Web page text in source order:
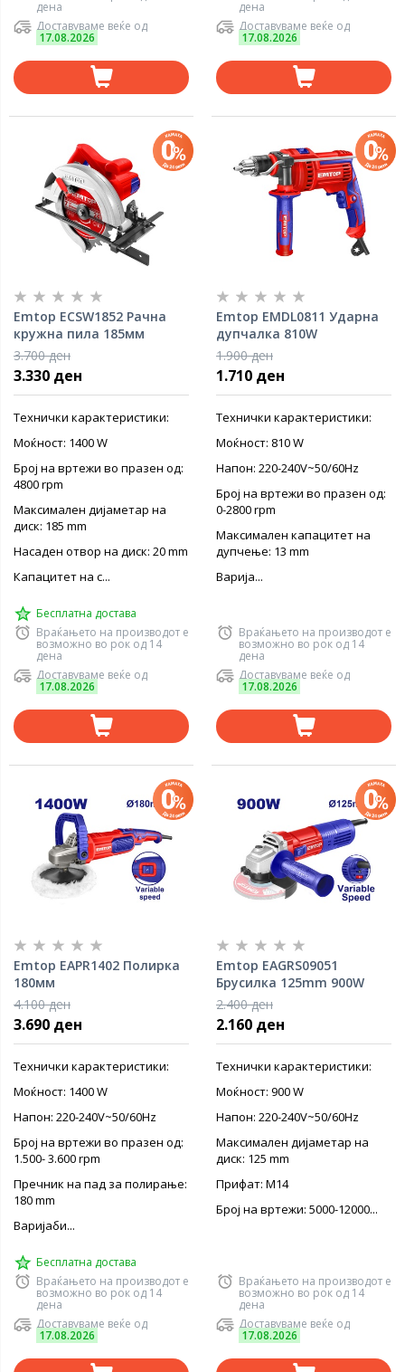
дена
Доставуваме веќе од
17.08.2026
дена
Доставуваме веќе од
17.08.2026
Emtop ECSW1852 Рачна
кружна пила 185мм
3.700 ден
3.330 ден
Технички карактеристики:
Моќност: 1400 W
Број на вртежи во празен од:
4800 rpm
Максимален дијаметар на
диск: 185 mm
Насаден отвор на диск: 20 mm
Капацитет на с...
Бесплатна достава
Враќањето на производот е
возможно во рок од 14
дена
Доставуваме веќе од
17.08.2026
Emtop EMDL0811 Ударна
дупчалка 810W
1.900 ден
1.710 ден
Технички карактеристики:
Моќност: 810 W
Напон: 220-240V~50/60Hz
Број на вртежи во празен од:
0-2800 rpm
Максимален капацитет на
дупчење: 13 mm
Варија...
Враќањето на производот е
возможно во рок од 14
дена
Доставуваме веќе од
17.08.2026
Emtop EAPR1402 Полирка
180мм
4.100 ден
3.690 ден
Технички карактеристики:
Моќност: 1400 W
Напон: 220-240V~50/60Hz
Број на вртежи во празен од:
1.500- 3.600 rpm
Пречник на пад за полирање:
180 mm
Варијаби...
Бесплатна достава
Враќањето на производот е
возможно во рок од 14
дена
Доставуваме веќе од
17.08.2026
Emtop EAGRS09051
Брусилка 125mm 900W
2.400 ден
2.160 ден
Технички карактеристики:
Моќност: 900 W
Напон: 220-240V~50/60Hz
Максимален дијаметар на
диск: 125 mm
Прифат: M14
Број на вртежи: 5000-12000...
Враќањето на производот е
возможно во рок од 14
дена
Доставуваме веќе од
17.08.2026